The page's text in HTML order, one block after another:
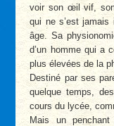
voir son œil vif, son
qui ne s’est
âge. Sa
d’un homme qui a
plus élevées de la
Destiné par ses
quelque temps,
cours du lycée,
Mais un penchant